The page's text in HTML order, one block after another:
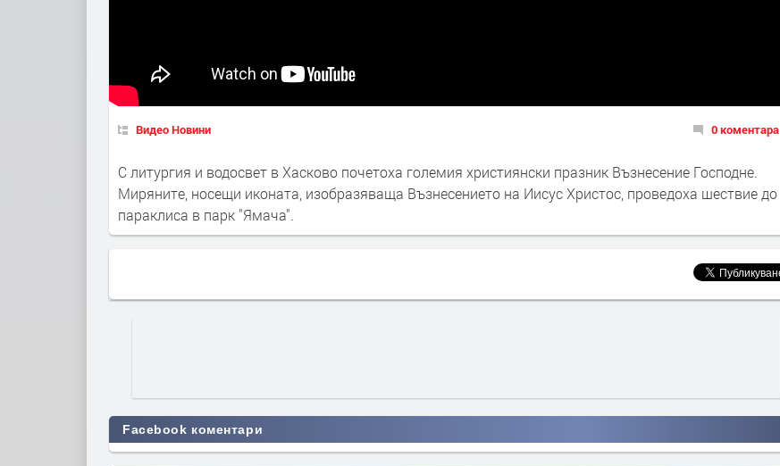
Видео Новини 0 коментара
С литургия и водосвет в Хасково почетоха големия християнски празник Възнесение Господне.
Миряните, носещи иконата, изобразяваща Възнесението на Иисус Христос, проведоха шествие до
параклиса в парк "Ямача".
Facebook коментари